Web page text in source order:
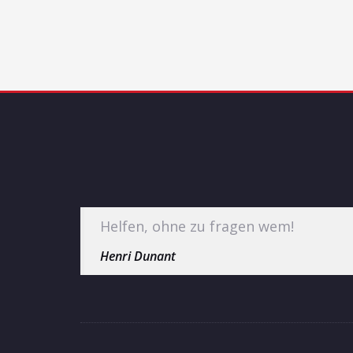
Helfen, ohne zu fragen wem!
Henri Dunant